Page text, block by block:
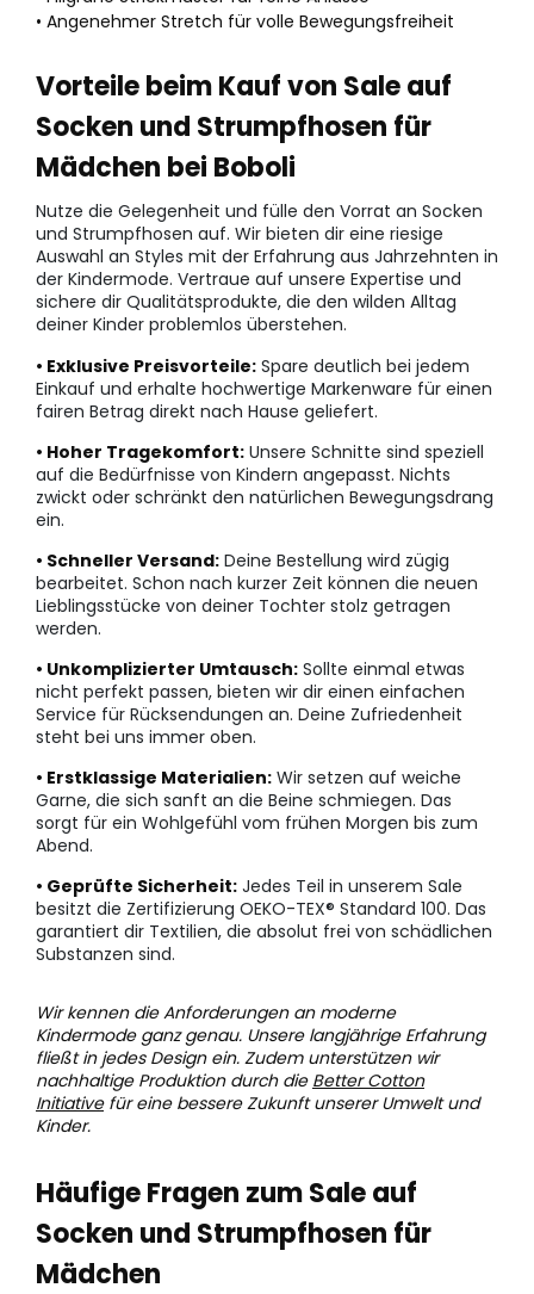
• Angenehmer Stretch für volle Bewegungsfreiheit
Vorteile beim Kauf von Sale auf
Socken und Strumpfhosen für
Mädchen bei Boboli
Nutze die Gelegenheit und fülle den Vorrat an Socken
und Strumpfhosen auf. Wir bieten dir eine riesige
Auswahl an Styles mit der Erfahrung aus Jahrzehnten in
der Kindermode. Vertraue auf unsere Expertise und
sichere dir Qualitätsprodukte, die den wilden Alltag
deiner Kinder problemlos überstehen.
• Exklusive Preisvorteile: Spare deutlich bei jedem
Einkauf und erhalte hochwertige Markenware für einen
fairen Betrag direkt nach Hause geliefert.
• Hoher Tragekomfort: Unsere Schnitte sind speziell
auf die Bedürfnisse von Kindern angepasst. Nichts
zwickt oder schränkt den natürlichen Bewegungsdrang
ein.
• Schneller Versand: Deine Bestellung wird zügig
bearbeitet. Schon nach kurzer Zeit können die neuen
Lieblingsstücke von deiner Tochter stolz getragen
werden.
• Unkomplizierter Umtausch: Sollte einmal etwas
nicht perfekt passen, bieten wir dir einen einfachen
Service für Rücksendungen an. Deine Zufriedenheit
steht bei uns immer oben.
• Erstklassige Materialien: Wir setzen auf weiche
Garne, die sich sanft an die Beine schmiegen. Das
sorgt für ein Wohlgefühl vom frühen Morgen bis zum
Abend.
• Geprüfte Sicherheit: Jedes Teil in unserem Sale
besitzt die Zertifizierung OEKO-TEX® Standard 100. Das
garantiert dir Textilien, die absolut frei von schädlichen
Substanzen sind.
Wir kennen die Anforderungen an moderne
Kindermode ganz genau. Unsere langjährige Erfahrung
fließt in jedes Design ein. Zudem unterstützen wir
nachhaltige Produktion durch die Better Cotton
Initiativefür eine bessere Zukunft unserer Umwelt und
Kinder.
Häufige Fragen zum Sale auf
Socken und Strumpfhosen für
Mädchen